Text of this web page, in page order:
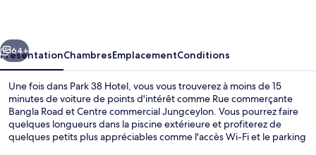
Suivant
64+
PrésentationChambresEmplacementConditions
Une fois dans Park 38 Hotel, vous vous trouverez à moins de 15
minutes de voiture de points d'intérêt comme Rue commerçante
Bangla Road et Centre commercial Jungceylon. Vous pourrez faire
quelques longueurs dans la piscine extérieure et profiterez de
quelques petits plus appréciables comme l'accès Wi-Fi et le parking